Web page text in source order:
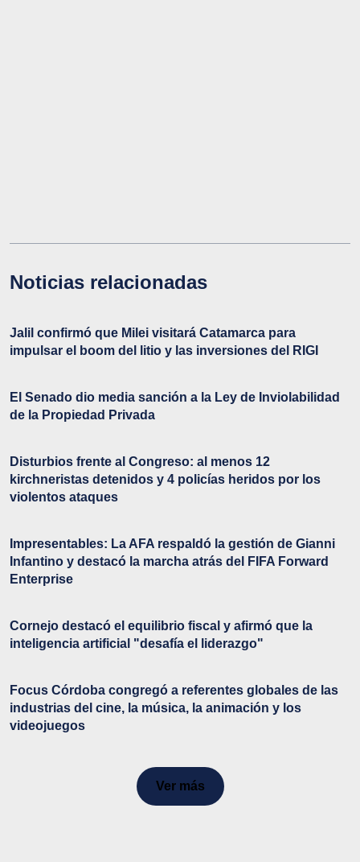
Noticias relacionadas
Jalil confirmó que Milei visitará Catamarca para
impulsar el boom del litio y las inversiones del RIGI
El Senado dio media sanción a la Ley de Inviolabilidad
de la Propiedad Privada
Disturbios frente al Congreso: al menos 12
kirchneristas detenidos y 4 policías heridos por los
violentos ataques
Impresentables: La AFA respaldó la gestión de Gianni
Infantino y destacó la marcha atrás del FIFA Forward
Enterprise
Cornejo destacó el equilibrio fiscal y afirmó que la
inteligencia artificial "desafía el liderazgo"
Focus Córdoba congregó a referentes globales de las
industrias del cine, la música, la animación y los
videojuegos
Ver más